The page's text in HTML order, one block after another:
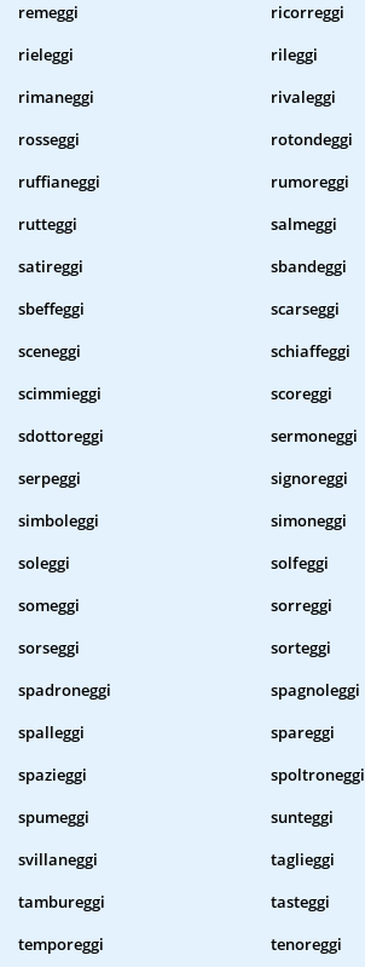
remeggi
ricorreggi
rieleggi
rileggi
rimaneggi
rivaleggi
rosseggi
rotondeggi
ruffianeggi
rumoreggi
rutteggi
salmeggi
satireggi
sbandeggi
sbeffeggi
scarseggi
sceneggi
schiaffeggi
scimmieggi
scoreggi
sdottoreggi
sermoneggi
serpeggi
signoreggi
simboleggi
simoneggi
soleggi
solfeggi
someggi
sorreggi
sorseggi
sorteggi
spadroneggi
spagnoleggi
spalleggi
spareggi
spazieggi
spoltroneggi
spumeggi
sunteggi
svillaneggi
taglieggi
tambureggi
tasteggi
temporeggi
tenoreggi